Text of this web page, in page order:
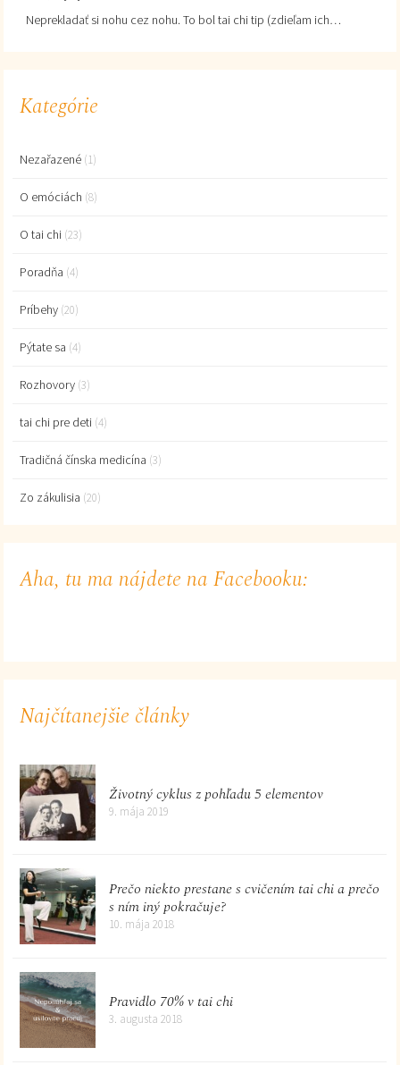
Neprekladať si nohu cez nohu. To bol tai chi tip (zdieľam ich…
Kategórie
Nezařazené (1)
O emóciách (8)
O tai chi (23)
Poradňa (4)
Príbehy (20)
Pýtate sa (4)
Rozhovory (3)
tai chi pre deti (4)
Tradičná čínska medicína (3)
Zo zákulisia (20)
Aha, tu ma nájdete na Facebooku:
Najčítanejšie články
Životný cyklus z pohľadu 5 elementov
9. mája 2019
Prečo niekto prestane s cvičením tai chi a prečo
s ním iný pokračuje?
10. mája 2018
Pravidlo 70% v tai chi
3. augusta 2018